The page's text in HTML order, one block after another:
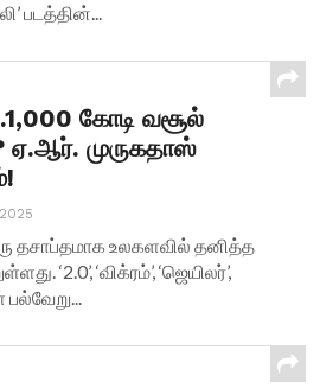
படத்தின்...
கோடி வசூல்
முருகதாஸ்
தசாப்தமாக உலகளவில் தனித்த
‘2.0’, ‘விக்ரம்’, ‘ஜெயிலர்’,
பல்வேறு...